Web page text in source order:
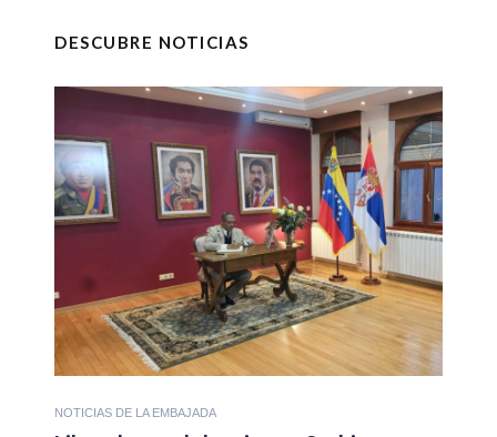
DESCUBRE NOTICIAS
NOTICIAS DE LA EMBAJADA